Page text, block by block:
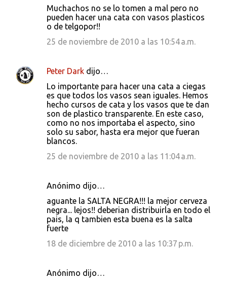
Muchachos no se lo tomen a mal pero no
pueden hacer una cata con vasos plasticos
o de telgopor!!
25 de noviembre de 2010 a las 10:54 a.m.
Peter Dark dijo…
Lo importante para hacer una cata a ciegas
es que todos los vasos sean iguales. Hemos
hecho cursos de cata y los vasos que te dan
son de plastico transparente. En este caso,
como no nos importaba el aspecto, sino
solo su sabor, hasta era mejor que fueran
blancos.
25 de noviembre de 2010 a las 11:04 a.m.
Anónimo dijo…
aguante la SALTA NEGRA!!! la mejor cerveza
negra... lejos!! deberian distribuirla en todo el
pais, la q tambien esta buena es la salta
fuerte
18 de diciembre de 2010 a las 10:37 p.m.
Anónimo dijo…